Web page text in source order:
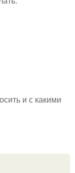
и с какими